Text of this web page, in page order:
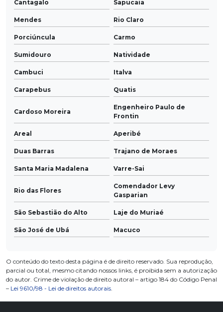
Cantagalo Sapucaia
Mendes Rio Claro
Porciúncula Carmo
Sumidouro Natividade
Cambuci Italva
Carapebus Quatis
Cardoso Moreira
Engenheiro Paulo de
Frontin
Areal Aperibé
Duas Barras Trajano de Moraes
Santa Maria Madalena Varre-Sai
Rio das Flores
Comendador Levy
Gasparian
São Sebastião do Alto Laje do Muriaé
São José de Ubá Macuco
O conteúdo do texto desta página é de direito reservado. Sua reprodução,
parcial ou total, mesmo citando nossos links, é proibida sem a autorização
do autor. Crime de violação de direito autoral – artigo 184 do Código Penal
– Lei 9610/98 - Lei de direitos autorais.